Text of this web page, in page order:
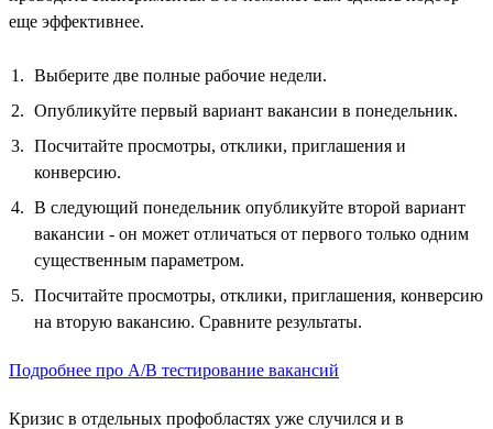
еще эффективнее.
Выберите две полные рабочие недели.
Опубликуйте первый вариант вакансии в понедельник.
Посчитайте просмотры, отклики, приглашения и
конверсию.
В следующий понедельник опубликуйте второй вариант
вакансии - он может отличаться от первого только одним
существенным параметром.
Посчитайте просмотры, отклики, приглашения, конверсию
на вторую вакансию. Сравните результаты.
Подробнее про А/B тестирование вакансий
Кризис в отдельных профобластях уже случился и в